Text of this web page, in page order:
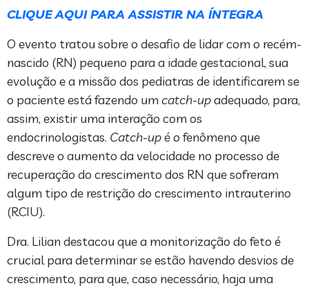
CLIQUE AQUI PARA ASSISTIR NA ÍNTEGRA
O evento tratou sobre o desafio de lidar com o recém-
nascido (RN) pequeno para a idade gestacional, sua
evolução e a missão dos pediatras de identificarem se
o paciente está fazendo um catch-upadequado, para,
assim, existir uma interação com os
endocrinologistas. Catch-upé o fenômeno que
descreve o aumento da velocidade no processo de
recuperação do crescimento dos RN que sofreram
algum tipo de restrição do crescimento intrauterino
(RCIU).
Dra. Lilian destacou que a monitorização do feto é
crucial para determinar se estão havendo desvios de
crescimento, para que, caso necessário, haja uma